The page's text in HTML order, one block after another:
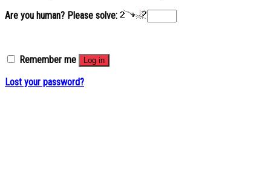
Are you human? Please solve:
Remember me Log in
Lost your password?